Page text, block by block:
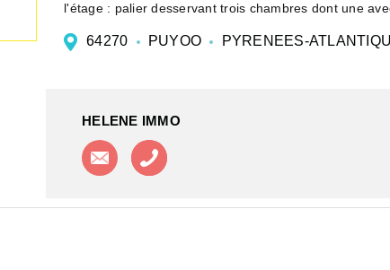
l'étage : palier desservant trois chambres dont une
64270 PUYOO PYRENEES-
HELENE IMMO
Contacter l'agence